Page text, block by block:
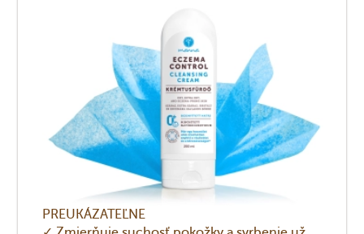
PREUKÁZATEĽNE